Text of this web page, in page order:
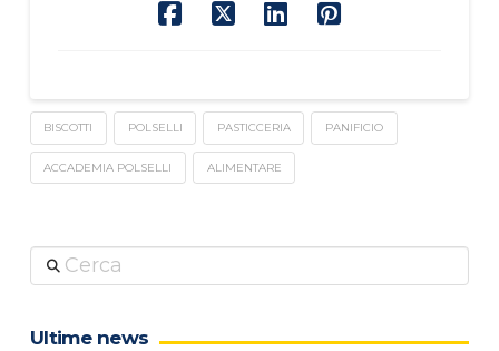
BISCOTTI POLSELLI PASTICCERIA PANIFICIO
ACCADEMIA POLSELLI ALIMENTARE
Cerca
Ultime news